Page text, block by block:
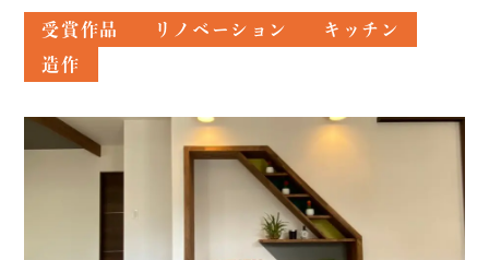
受賞作品 リノベーション
キッチン
造作